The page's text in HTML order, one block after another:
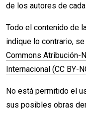
de los autores de
Todo el contenido de
indique lo contrario,
Commons Atribución-
Internacional (CC BY-
No está permitido el
sus posibles obras